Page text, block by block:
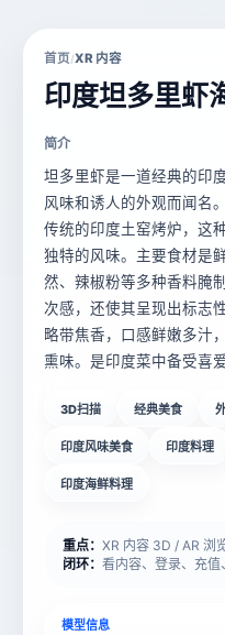
首页/XR 内容
印度坦多里虾
简介
坦多里虾是一道经典的印
风味和诱人的外观而闻名
传统的印度土窑烤炉，这
独特的风味。主要食材是
然、辣椒粉等多种香料腌
次感，还使其呈现出标志
略带焦香，口感鲜嫩多汁
熏味。是印度菜中备受喜
3D扫描 经典美食
印度风味美食 印度料理
印度海鲜料理
重点： XR 内容 3D / AR 浏
闭环： 看内容、登录、充值
模型信息